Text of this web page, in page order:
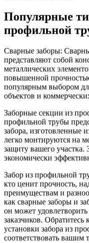
Популярные
профильной
Сварные заборы:
представляют собой
металлических
повышенной
популярным выбором
объектов и
Заборные секции из
профильной трубы
забора, изготовленные
легко монтируются на
защиту вашего
экономически
Забор из профильной
кто ценит прочность,
преимуществам и
как сварные заборы и
он может
заказчиков.
установки забора из
соответствовать